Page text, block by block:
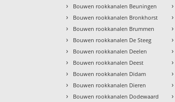
› Bouwen rookkanalen Beuningen
› Bouwen rookkanalen Bronkhorst
› Bouwen rookkanalen Brummen
› Bouwen rookkanalen De Steeg
› Bouwen rookkanalen Deelen
› Bouwen rookkanalen Deest
› Bouwen rookkanalen Didam
› Bouwen rookkanalen Dieren
› Bouwen rookkanalen Dodewaard
›
›
›
›
›
›
›
›
›